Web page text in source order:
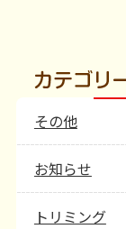
その他
お知らせ
トリミング